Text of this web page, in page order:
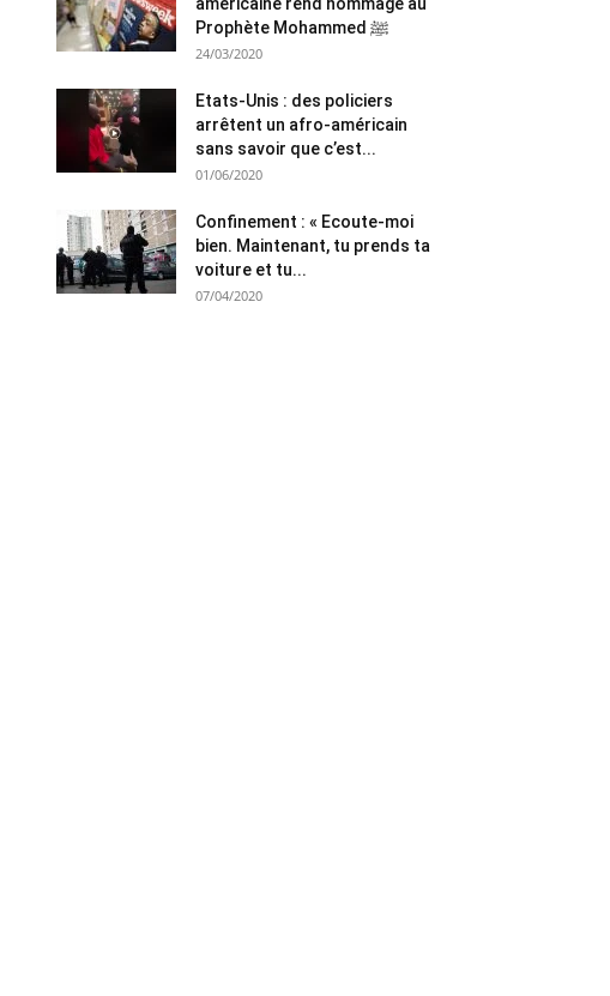
Prophète Mohammed ﷺ
24/03/2020
Etats-Unis : des policiers
arrêtent un afro-américain
sans savoir que c’est...
01/06/2020
Confinement : « Ecoute-moi
bien. Maintenant, tu prends ta
voiture et tu...
07/04/2020